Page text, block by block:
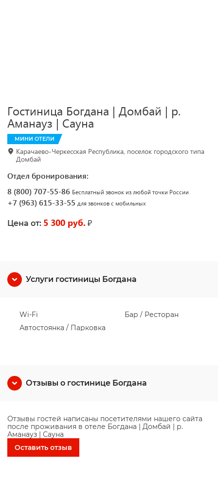
Гостиница Богдана | Домбай | р.
Аманауз | Сауна
МИНИ ОТЕЛИ
Карачаево-Черкесская Республика, поселок городского типа
Домбай
Отдел бронирования:
8 (800) 707-55-86 Бесплатный звонок из любой точки России
+7 (963) 615-33-55 для звонков с мобильных
Цена от: 5 300 руб. ₽
Услуги гостиницы Богдана
Wi-Fi
Автостоянка / Парковка
Бар / Ресторан
Отзывы о гостинице Богдана
Отзывы гостей написаны посетителями нашего сайта
после проживания в отеле Богдана | Домбай | р.
Аманауз | Сауна
Оставить отзыв